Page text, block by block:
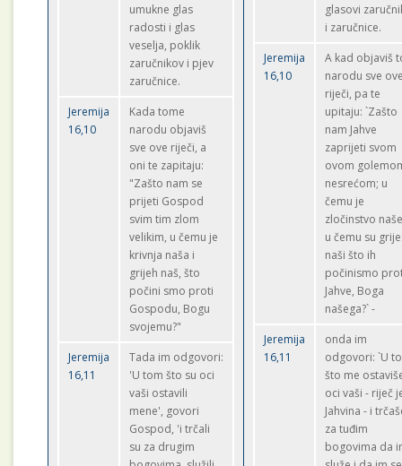
umukne glas
radosti i glas
veselja, poklik
zaručnikov i pjev
zaručnice.
Jeremija
16,10
Kada tome
narodu objaviš
sve ove riječi, a
oni te zapitaju:
"Zašto nam se
prijeti Gospod
svim tim zlom
velikim, u čemu je
krivnja naša i
grijeh naš, što
počini smo proti
Gospodu, Bogu
svojemu?"
Jeremija
16,11
Tada im odgovori:
'U tom što su oci
vaši ostavili
mene', govori
Gospod, 'i trčali
su za drugim
glasovi
i zaručnice.
Jeremija
16,10
A kad objaviš
narodu sve
riječi, pa te
upitaju: `Zašto
nam Jahve
zaprijeti svom
ovom
nesrećom; u
čemu je
zločinstvo
u čemu su
naši što ih
počinismo
Jahve, Boga
našega?` -
Jeremija
16,11
onda im
odgovori: `U
što me
oci vaši - riječ
Jahvina - i
za tuđim
bogovima da